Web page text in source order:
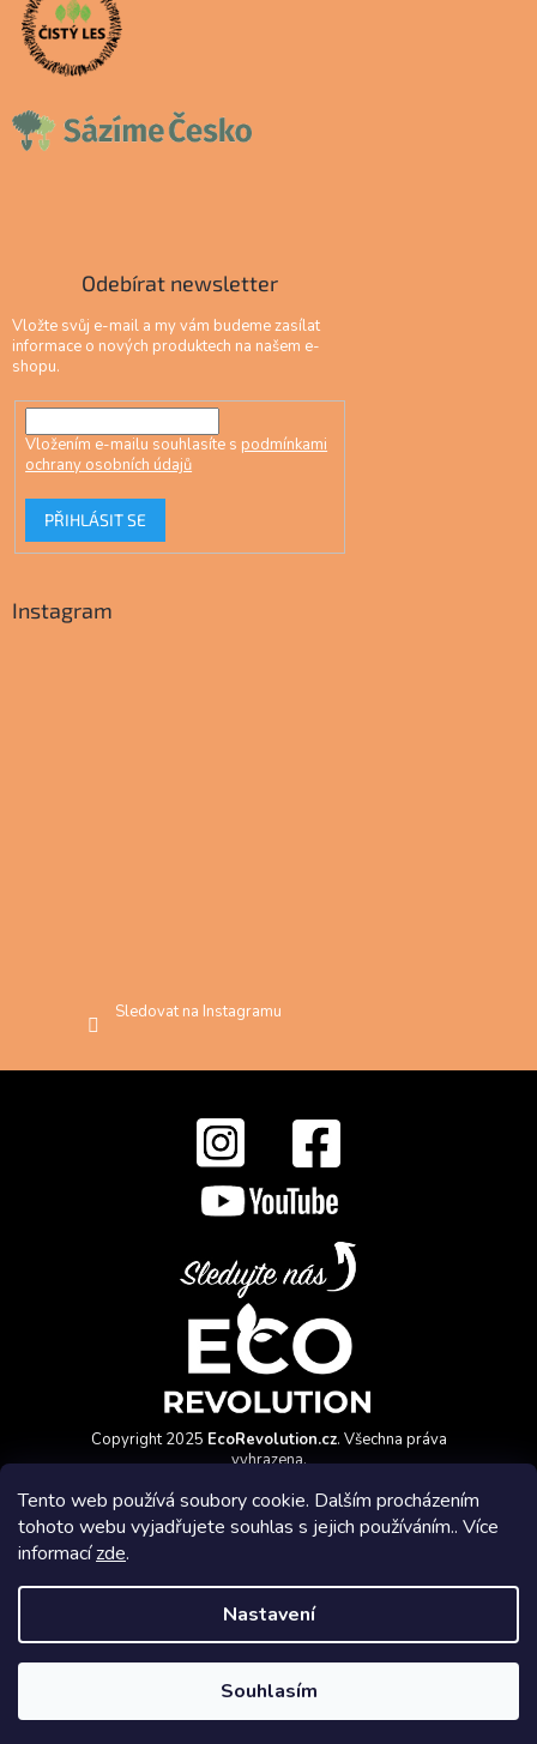
Tento web používá soubory cookie. Dalším procházením
tohoto webu vyjadřujete souhlas s jejich používáním.. Více
informacízde.
Nastavení
Souhlasím
Odebírat newsletter
Vložte svůj e-mail a my vám budeme zasílat
informace o nových produktech na našem e-
shopu.
Vložením e-mailu souhlasíte s podmínkami
ochrany osobních údajů
PŘIHLÁSIT SE
Instagram
Sledovat na Instagramu
Copyright 2025 EcoRevolution.cz. Všechna práva
vyhrazena.
Affiliate program